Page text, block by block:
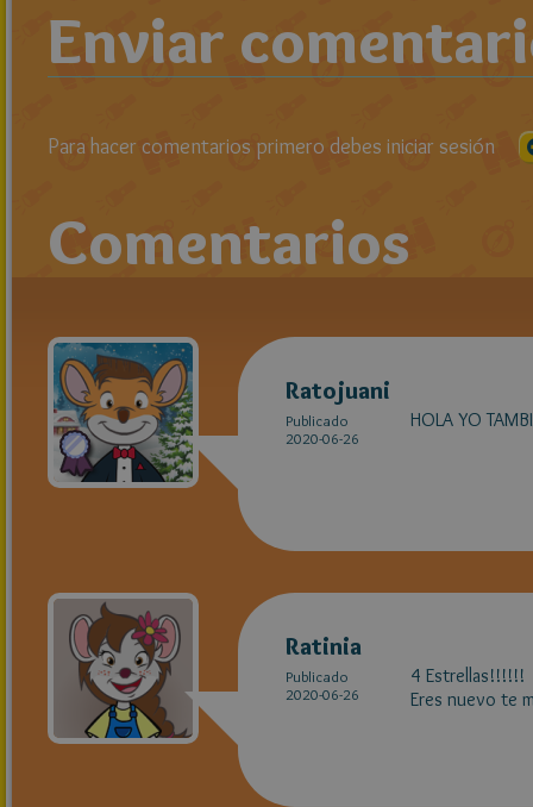
Enviar
Para hacer comentarios primero debes iniciar sesión
Comentarios
Ratojuani
Publicado
2020-06-26
HOLA YO
Ratinia
Publicado
2020-06-26
4 Estrellas!!!!!!
Eres nuevo te